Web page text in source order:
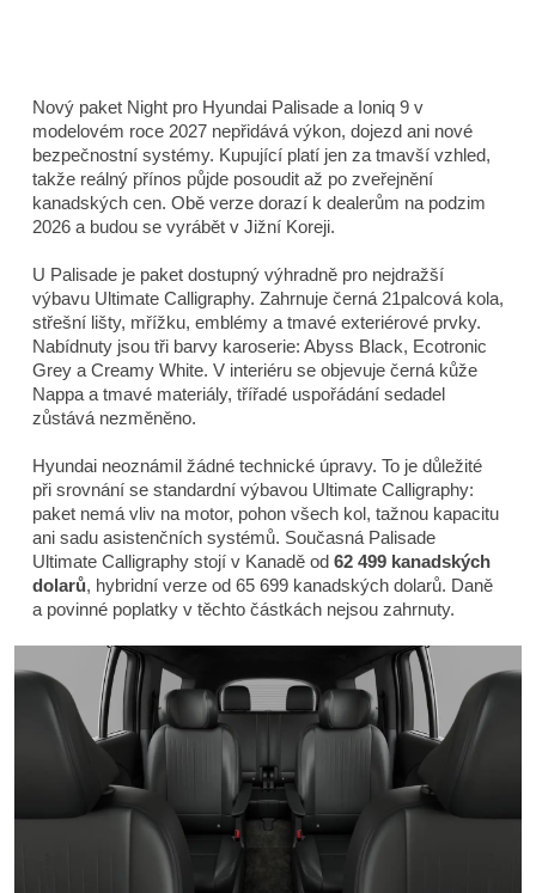
Nový paket Night pro Hyundai Palisade a Ioniq 9 v
modelovém roce 2027 nepřidává výkon, dojezd ani nové
bezpečnostní systémy. Kupující platí jen za tmavší vzhled,
takže reálný přínos půjde posoudit až po zveřejnění
kanadských cen. Obě verze dorazí k dealerům na podzim
2026 a budou se vyrábět v Jižní Koreji.
U Palisade je paket dostupný výhradně pro nejdražší
výbavu Ultimate Calligraphy. Zahrnuje černá 21palcová kola,
střešní lišty, mřížku, emblémy a tmavé exteriérové prvky.
Nabídnuty jsou tři barvy karoserie: Abyss Black, Ecotronic
Grey a Creamy White. V interiéru se objevuje černá kůže
Nappa a tmavé materiály, třířadé uspořádání sedadel
zůstává nezměněno.
Hyundai neoznámil žádné technické úpravy. To je důležité
při srovnání se standardní výbavou Ultimate Calligraphy:
paket nemá vliv na motor, pohon všech kol, tažnou kapacitu
ani sadu asistenčních systémů. Současná Palisade
Ultimate Calligraphy stojí v Kanadě od 62 499 kanadských
dolarů, hybridní verze od 65 699 kanadských dolarů. Daně
a povinné poplatky v těchto částkách nejsou zahrnuty.